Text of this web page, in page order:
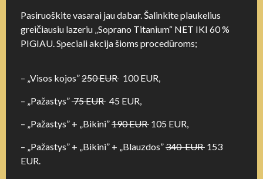
Pasiruoškite vasarai jau dabar.Šalinkite plaukelius
greičiausiu lazeriu „Soprano Titanium“ NET IKI 60 %
PIGIAU. Speciali akcija šioms procedūroms;
– „Visos kojos”250 EUR 100EUR,
– „Pažastys”75 EUR 45 EUR,
– „Pažastys” + „Bikini”190 EUR 105 EUR,
– „Pažastys” + „Bikini” + „Blauzdos”340 EUR 153
EUR.